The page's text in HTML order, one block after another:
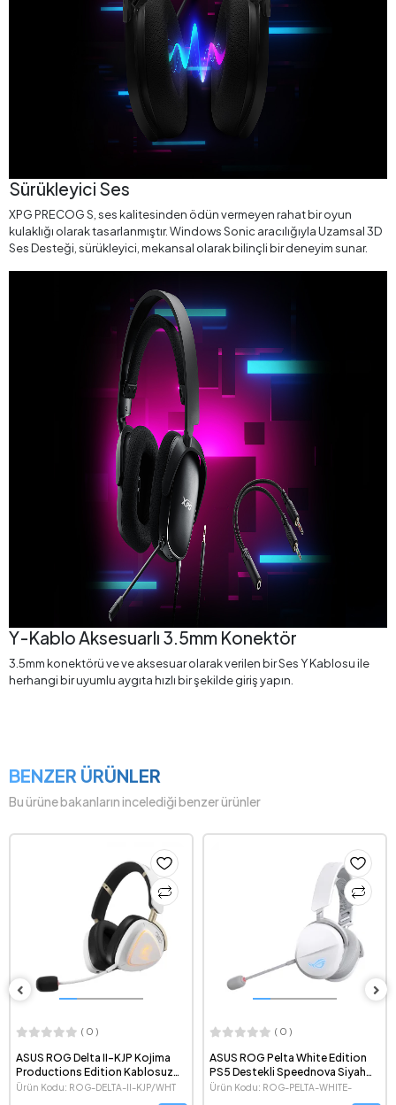
Sürükleyici Ses
XPG PRECOG S, ses kalitesinden ödün vermeyen rahat bir oyun
kulaklığı olarak tasarlanmıştır. Windows Sonic aracılığıyla Uzamsal 3D
Ses Desteği, sürükleyici, mekansal olarak bilinçli bir deneyim sunar.
Y-Kablo Aksesuarlı 3.5mm Konektör
3.5mm konektörü ve ve aksesuar olarak verilen bir Ses Y Kablosu ile
herhangi bir uyumlu aygıta hızlı bir şekilde giriş yapın.
BENZER ÜRÜNLER
Bu ürüne bakanların incelediği benzer ürünler
( 0 )
ASUS ROG Delta II-KJP Kojima
Productions Edition Kablosuz
Kulaküstü Beyaz Gaming Kulaklık
Ürün Kodu: ROG-DELTA-II-KJP/WHT
( 0 )
ASUS ROG Pelta White Edition
PS5 Destekli Speednova Siyah
Kulaküstü Kablosuz Beyaz
Ürün Kodu: ROG-PELTA-WHITE-